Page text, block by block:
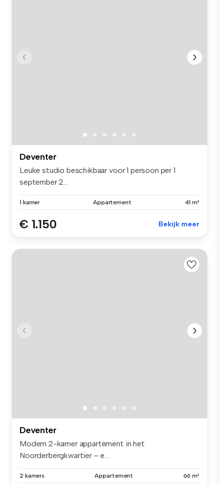
Deventer
Leuke studio beschikbaar voor 1 persoon per 1
september 2...
1 kamer Appartement 41 m²
€ 1.150 Bekijk meer
Deventer
Modern 2-kamer appartement in het
Noorderbergkwartier – e...
2 kamers Appartement 66 m²